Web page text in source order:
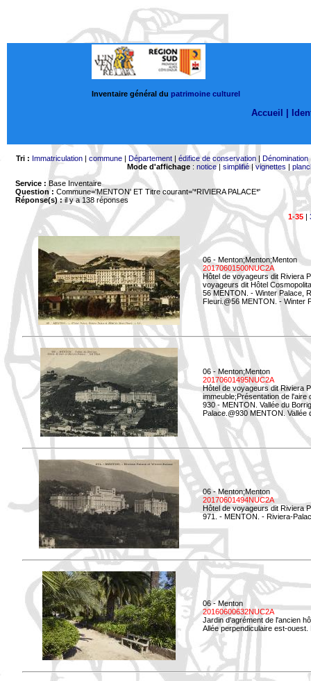
Inventaire général du patrimoine culturel
Accueil |
Tri : Immatriculation| commune| Département| édifice de conservation| Dénomination
Mode d'affichage: notice| simplifié|vignettes |
Service : Base Inventaire
Question : Commune='MENTON' ET Titre courant='*RIVIERA PALACE*'
Réponse(s) :il y a 138 réponses
1-35|
06 - Menton;Menton;Menton
20170601500NUC2A
Hôtel de voyageurs dit Riviera
voyageurs dit Hôtel
56 MENTON. - Winter Palace,
Fleuri.@56 MENTON. - Winter
06 - Menton;Menton
20170601495NUC2A
Hôtel de voyageurs dit Riviera
immeuble;Présentation de l'aire
930 - MENTON. Vallée du
Palace.@930 MENTON.
06 - Menton;Menton
20170601494NUC2A
Hôtel de voyageurs dit Riviera
971. - MENTON. - Riviera-
06 - Menton
20160600632NUC2A
Jardin d'agrément de l'ancien
Allée perpendiculaire est-ouest.